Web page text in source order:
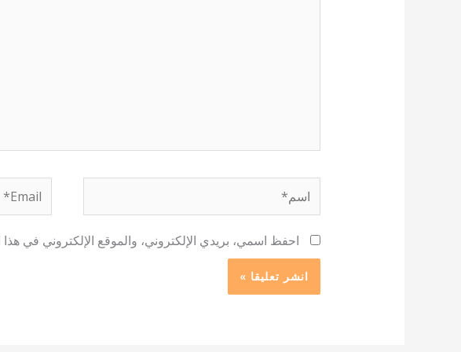
اسم* Email*
احفظ اسمي، بريدي الإلكتروني، والموقع الإلكتروني في